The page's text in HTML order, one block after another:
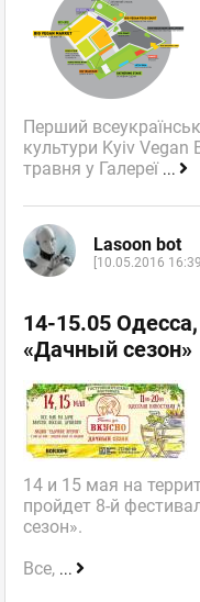
Перший
культури Kyiv Vegan
травня у Галереї ...
Lasoon bot
[10.05.2016 16:39]
14-15.05
«Дачный сезон»
14 и 15 мая на
пройдет 8-й
сезон».
Все, ...